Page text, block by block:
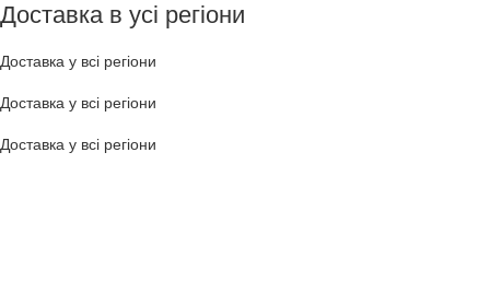
Доставка в усі регіони
Доставка у всі регіони
Доставка у всі регіони
Доставка у всі регіони